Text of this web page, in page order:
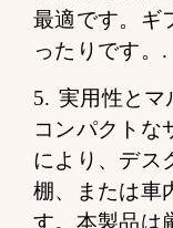
最適です。ギ
ったりです。.
5. 実用性とマ
コンパクトな
により、デス
棚、または車
す。本製品は